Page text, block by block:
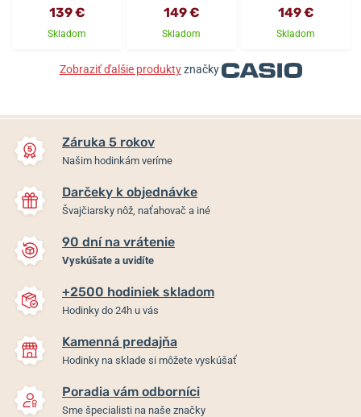
139 €
Skladom
149 €
Skladom
149 €
Skladom
Zobraziť ďalšie produktyznačky
Záruka 5 rokov
Našim hodinkám veríme
Darčeky k objednávke
Švajčiarsky nôž, naťahovač a iné
90 dní na vrátenie
Vyskúšate a uvidíte
+2500 hodiniek skladom
Hodinky do 24h u vás
Kamenná predajňa
Hodinky na sklade si môžete vyskúšať
Poradia vám odborníci
Sme špecialisti na naše značky